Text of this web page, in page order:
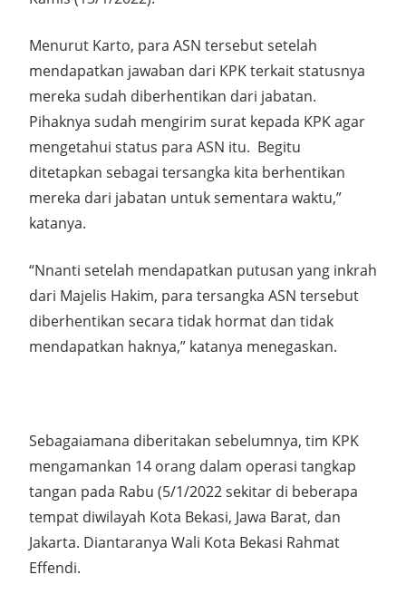
Menurut Karto, para ASN tersebut setelah
mendapatkan jawaban dari KPK terkait statusnya
mereka sudah diberhentikan dari jabatan.
Pihaknya sudah mengirim surat kepada KPK agar
mengetahui status para ASN itu. Begitu
ditetapkan sebagai tersangka kita berhentikan
mereka dari jabatan untuk sementara waktu,”
katanya.
“Nnanti setelah mendapatkan putusan yang inkrah
dari Majelis Hakim, para tersangka ASN tersebut
diberhentikan secara tidak hormat dan tidak
mendapatkan haknya,” katanya menegaskan.
Sebagaiamana diberitakan sebelumnya, tim KPK
mengamankan 14 orang dalam operasi tangkap
tangan pada Rabu (5/1/2022 sekitar di beberapa
tempat diwilayah Kota Bekasi, Jawa Barat, dan
Jakarta. Diantaranya Wali Kota Bekasi Rahmat
Effendi.